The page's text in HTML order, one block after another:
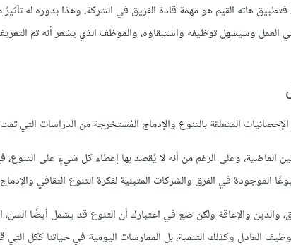
هاته القيم هو مهمة قادة الفريق في الشركة، وهذا بدوره له
العمل وسيسهل توظيفه واستبقاؤه، والموظف الذي يشعر أنه تم
المتعلقة بالتنوع والإدماج المُستخرجة من الدراسات التي
الماضية، وعلى الرغم من أنه لا يُقصد بها إعطاء كل شيءٍ على التنوع،
الموجودة في الفرق والشركات المتبنية لفكرة التنوع الثقافي
والإعاقة ولكن ضع في اعتبارك أن التنوع قد يشمل أيضًا السن،
العادل وكذلك التنمية، بل الممارسات اليومية في حياتنا ككل